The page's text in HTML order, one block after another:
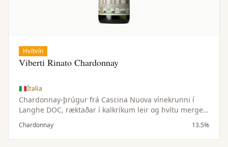
Hvítvín
Viberti Rinato Chardonnay
Ítalía
Chardonnay-þrúgur frá Cascina Nuova vínekrunni í
Langhe DOC, ræktaðar í kalkríkum leir og hvítu mergeli
í 450 metra hæð. Suðvesturhalli og sjálfbær ræktun
gefa ferska sýru og fínan ilm.
Chardonnay 13.5%